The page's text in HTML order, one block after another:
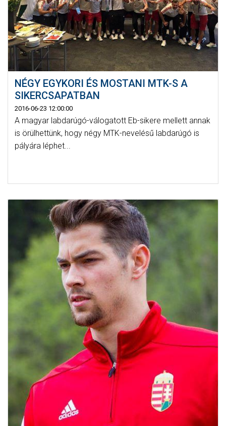
NÉGY EGYKORI ÉS MOSTANI MTK-S A
SIKERCSAPATBAN
2016-06-23 12:00:00
A magyar labdarúgó-válogatott Eb-sikere mellett annak
is örülhettünk, hogy négy MTK-nevelésű labdarúgó is
pályára léphet...